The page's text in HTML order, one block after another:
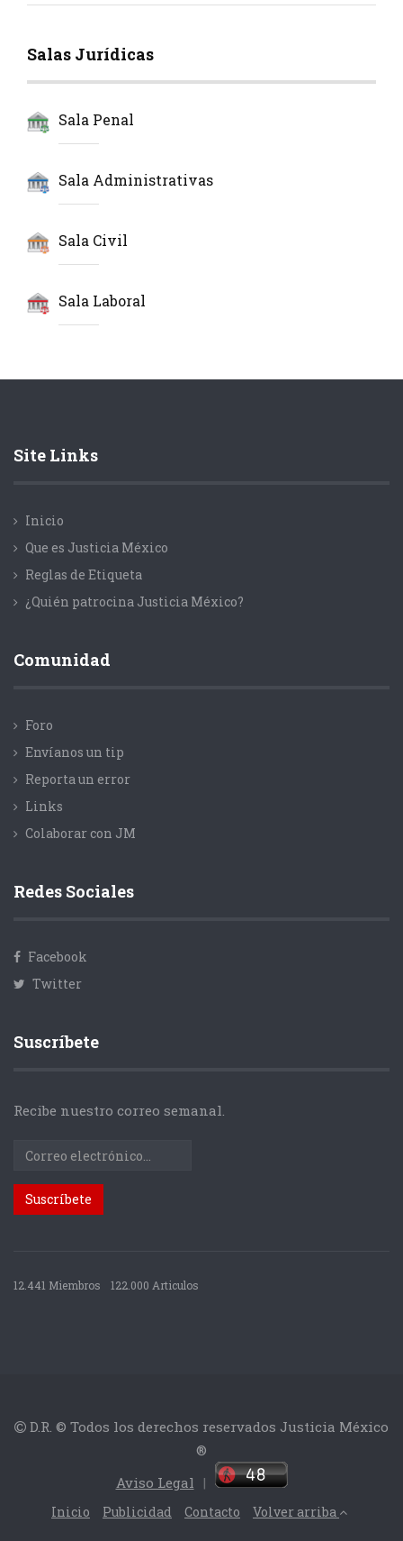
Salas Jurídicas
Sala Penal
Sala Administrativas
Sala Civil
Sala Laboral
Site Links
Inicio
Que es Justicia México
Reglas de Etiqueta
¿Quién patrocina Justicia México?
Comunidad
Foro
Envíanos un tip
Reporta un error
Links
Colaborar con JM
Redes Sociales
Facebook
Twitter
Suscríbete
Recibe nuestro correo semanal.
12.441 Miembros 122.000 Articulos
D.R. © Todos los derechos reservados Justicia México
®
Aviso Legal |
Inicio Publicidad Contacto Volver arriba